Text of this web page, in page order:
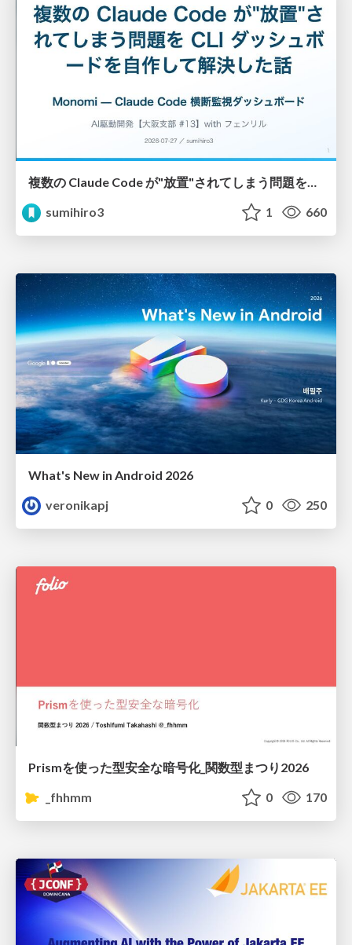
複数の Claude Code が"放置"されてしまう問題をCLI ダッシュボードを自作して解決した話
sumihiro3
1 660
What's New in Android 2026
veronikapj
0 250
Prismを使った型安全な暗号化_関数型まつり2026
_fhhmm
0 170